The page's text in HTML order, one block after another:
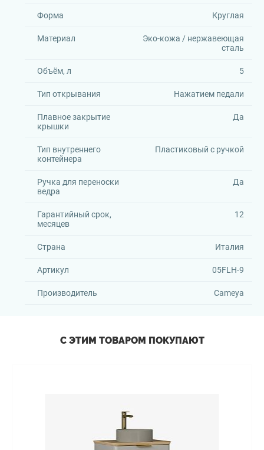
Форма Круглая
Материал
Эко-кожа / нержавеющая
сталь
Объём, л 5
Тип открывания Нажатием педали
Плавное закрытие
крышки
Да
Тип внутреннего
контейнера
Пластиковый с ручкой
Ручка для переноски
ведра
Да
Гарантийный срок,
месяцев
12
Страна Италия
Артикул 05FLH-9
Производитель Cameya
С ЭТИМ ТОВАРОМ ПОКУПАЮТ